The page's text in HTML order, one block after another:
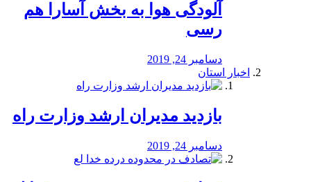
آلودگی هوا به بخش آسارا هم
رسی
دسامبر 24, 2019
اخبار استان
بازدید مدیران ارشد وزارت راه
دسامبر 24, 2019